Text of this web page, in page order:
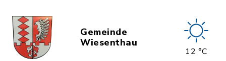
Gemeinde
Wiesenthau
12 °C